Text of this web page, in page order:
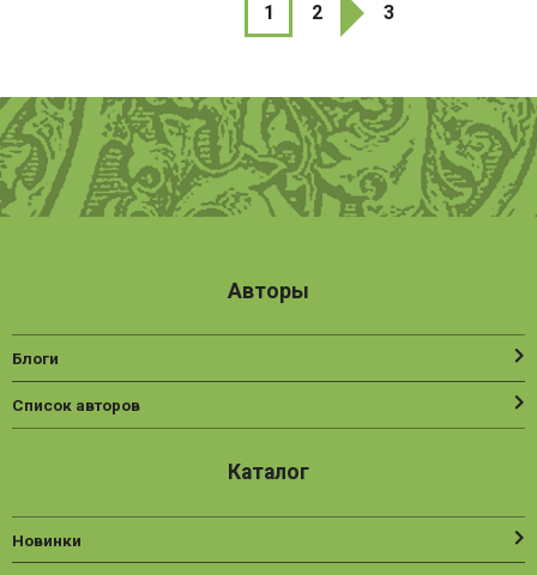
1 2 3
Авторы
Блоги
Список авторов
Каталог
Новинки